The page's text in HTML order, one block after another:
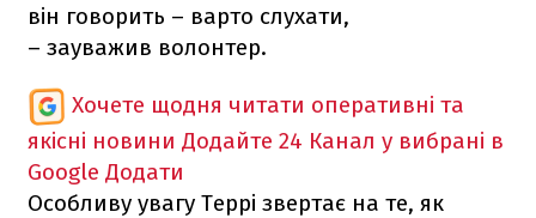
він говорить – варто слухати,
– зауважив волонтер.
Хочете щодня читати оперативні та
якісні новини Додайте 24 Канал у вибрані в
Google Додати
Особливу увагу Террі звертає на те, як